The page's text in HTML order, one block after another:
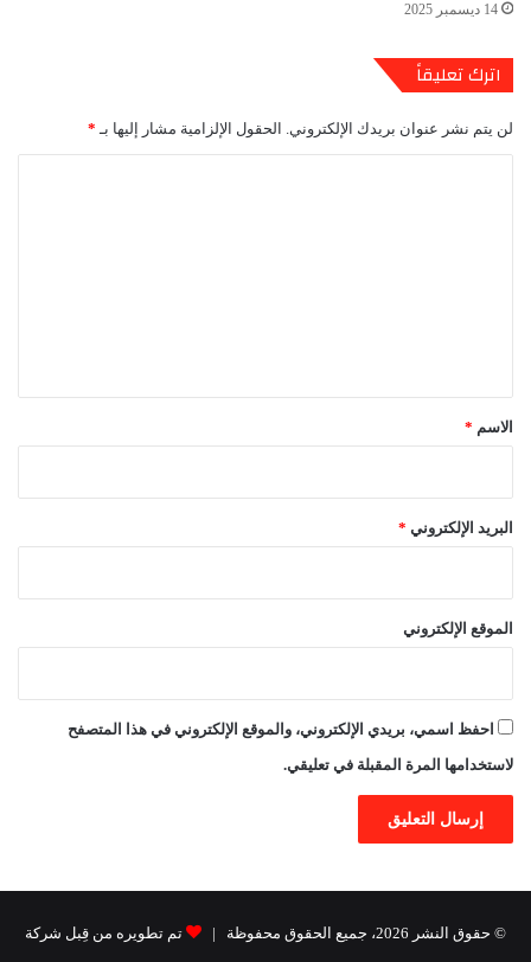
14 ديسمبر 2025
اترك تعليقاً
لن يتم نشر عنوان بريدك الإلكتروني. الحقول الإلزامية مشار إليها بـ *
*الاسم *
البريد الإلكتروني *
الموقع الإلكتروني
احفظ اسمي، بريدي الإلكتروني، والموقع الإلكتروني في هذا المتصفح
لاستخدامها المرة المقبلة في تعليقي.
© حقوق النشر 2026، جميع الحقوق محفوظة | تم تطويره من قِبل شركة